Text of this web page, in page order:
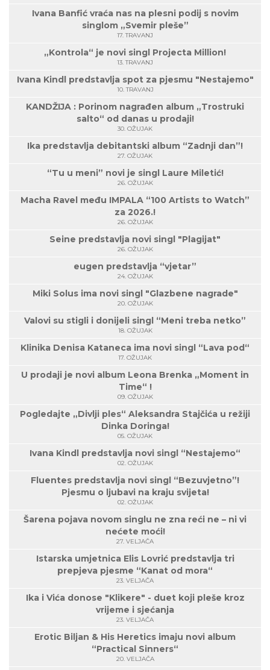
Ivana Banfić vraća nas na plesni podij s novim
singlom „Svemir pleše”
17. TRAVANJ
„Kontrola“ je novi singl Projecta Million!
13. TRAVANJ
Ivana Kindl predstavlja spot za pjesmu "Nestajemo"
10. TRAVANJ
KANDŽIJA : Porinom nagrađen album „Trostruki
salto“ od danas u prodaji!
30. OŽUJAK
Ika predstavlja debitantski album “Zadnji dan”!
27. OŽUJAK
“Tu u meni” novi je singl Laure Miletić!
26. OŽUJAK
Macha Ravel među IMPALA “100 Artists to Watch”
za 2026.!
26. OŽUJAK
Seine predstavlja novi singl "Plagijat"
26. OŽUJAK
eugen predstavlja “vjetar”
24. OŽUJAK
Miki Solus ima novi singl "Glazbene nagrade"
20. OŽUJAK
Valovi su stigli i donijeli singl “Meni treba netko”
18. OŽUJAK
Klinika Denisa Kataneca ima novi singl “Lava pod“
17. OŽUJAK
U prodaji je novi album Leona Brenka „Moment in
Time“ !
09. OŽUJAK
Pogledajte „Divlji ples“ Aleksandra Stajčića u režiji
Dinka Doringa!
05. OŽUJAK
Ivana Kindl predstavlja novi singl “Nestajemo“
02. OŽUJAK
Fluentes predstavlja novi singl “Bezuvjetno”!
Pjesmu o ljubavi na kraju svijeta!
02. OŽUJAK
Šarena pojava novom singlu ne zna reći ne – ni vi
nećete moći!
27. VELJAČA
Istarska umjetnica Elis Lovrić predstavlja tri
prepjeva pjesme “Kanat od mora“
23. VELJAČA
Ika i Vića donose "Klikere" - duet koji pleše kroz
vrijeme i sjećanja
23. VELJAČA
Erotic Biljan & His Heretics imaju novi album
“Practical Sinners“
20. VELJAČA